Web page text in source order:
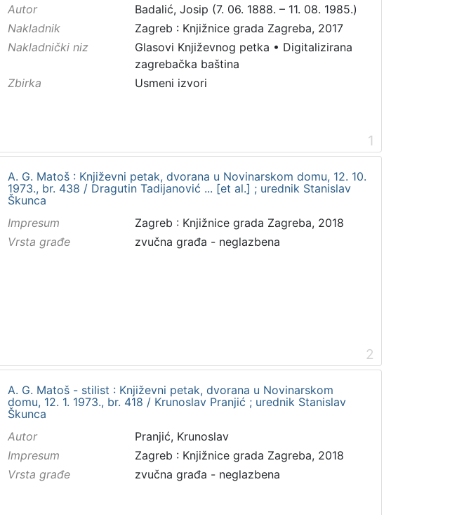
Autor
Badalić, Josip (7. 06. 1888. – 11. 08. 1985.)
Nakladnik
Zagreb : Knjižnice grada Zagreba, 2017
Nakladnički niz
Glasovi Književnog petka • Digitalizirana
zagrebačka baština
Zbirka
Usmeni izvori
1
A. G. Matoš : Književni petak, dvorana u Novinarskom domu, 12. 10.
1973., br. 438 / Dragutin Tadijanović ... [et al.] ; urednik Stanislav
Škunca
Impresum
Zagreb : Knjižnice grada Zagreba, 2018
Vrsta građe
zvučna građa - neglazbena
2
A. G. Matoš - stilist : Književni petak, dvorana u Novinarskom
domu, 12. 1. 1973., br. 418 / Krunoslav Pranjić ; urednik Stanislav
Škunca
Autor
Pranjić, Krunoslav
Impresum
Zagreb : Knjižnice grada Zagreba, 2018
Vrsta građe
zvučna građa - neglazbena